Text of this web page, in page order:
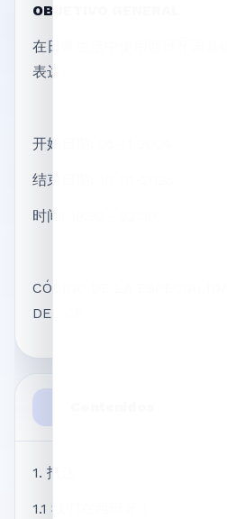
OBJETIVO GENERAL
在日常生活中使用西班牙语基
表达。
开始日期: 25-11-2024
结束日期: 10-01-2025
时间: 19:30 - 22:30
CÓDIGO DE LA
DEL CP
1. 抵达
1.1 我们在西班牙！